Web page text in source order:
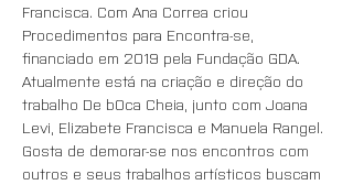
Francisca. Com Ana Correa criou
Procedimentos para Encontra-se,
financiado em 2019 pela Fundação GDA.
Atualmente está na criação e direção do
trabalho De bOca Cheia, junto com Joana
Levi, Elizabete Francisca e Manuela Rangel.
Gosta de demorar-se nos encontros com
outros e seus trabalhos artísticos buscam